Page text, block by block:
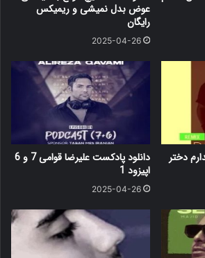
عوض بدل نمیشی و ریمیکس
رایگان
2025-04-26
دختر
دانلود پادکست علیرضا قوامی 7 و 6
اپیزود 1
2025-04-26